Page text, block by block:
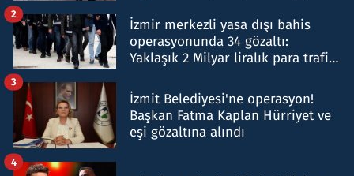
İzmir merkezli yasa dışı bahis
operasyonunda 34 gözaltı:
Yaklaşık 2 Milyar liralık para trafiği
2
İzmit Belediyesi'ne operasyon!
Başkan Fatma Kaplan Hürriyet ve
eşi gözaltına alındı
3
4